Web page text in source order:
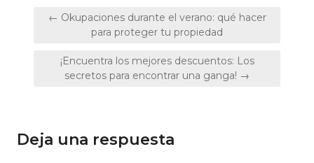
Navegación
entradas
← Okupaciones durante el verano: qué hacer
para proteger tu propiedad
¡Encuentra los mejores descuentos: Los
secretos para encontrar una ganga! →
Deja una respuesta